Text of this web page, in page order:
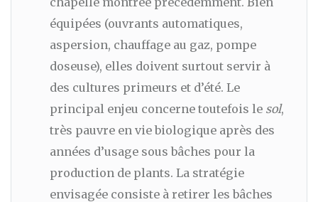
équipées (ouvrants automatiques,
aspersion, chauffage au gaz, pompe
doseuse), elles doivent surtout servir à
des cultures primeurs et d’été. Le
principal enjeu concerne toutefois le sol,
très pauvre en vie biologique après des
années d’usage sous bâches pour la
production de plants. La stratégie
envisagée consiste à retirer les bâches